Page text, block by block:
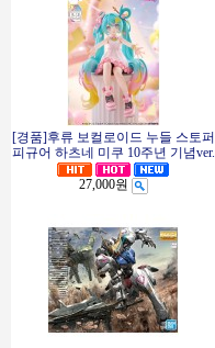
[경품]후류 보컬로이드 누들 스토퍼
피규어 하츠네 미쿠 10주년 기념ver.
27,000원